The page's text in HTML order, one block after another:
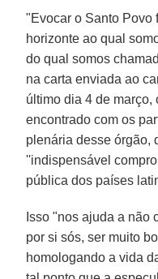
"Evocar o Santo Povo
horizonte ao qual
do qual somos
na carta enviada ao
último dia 4 de
encontrado com os
plenária desse órgão,
''indispensável
pública dos países
Isso "nos ajuda a não
por si sós, ser muito
homologando a vida